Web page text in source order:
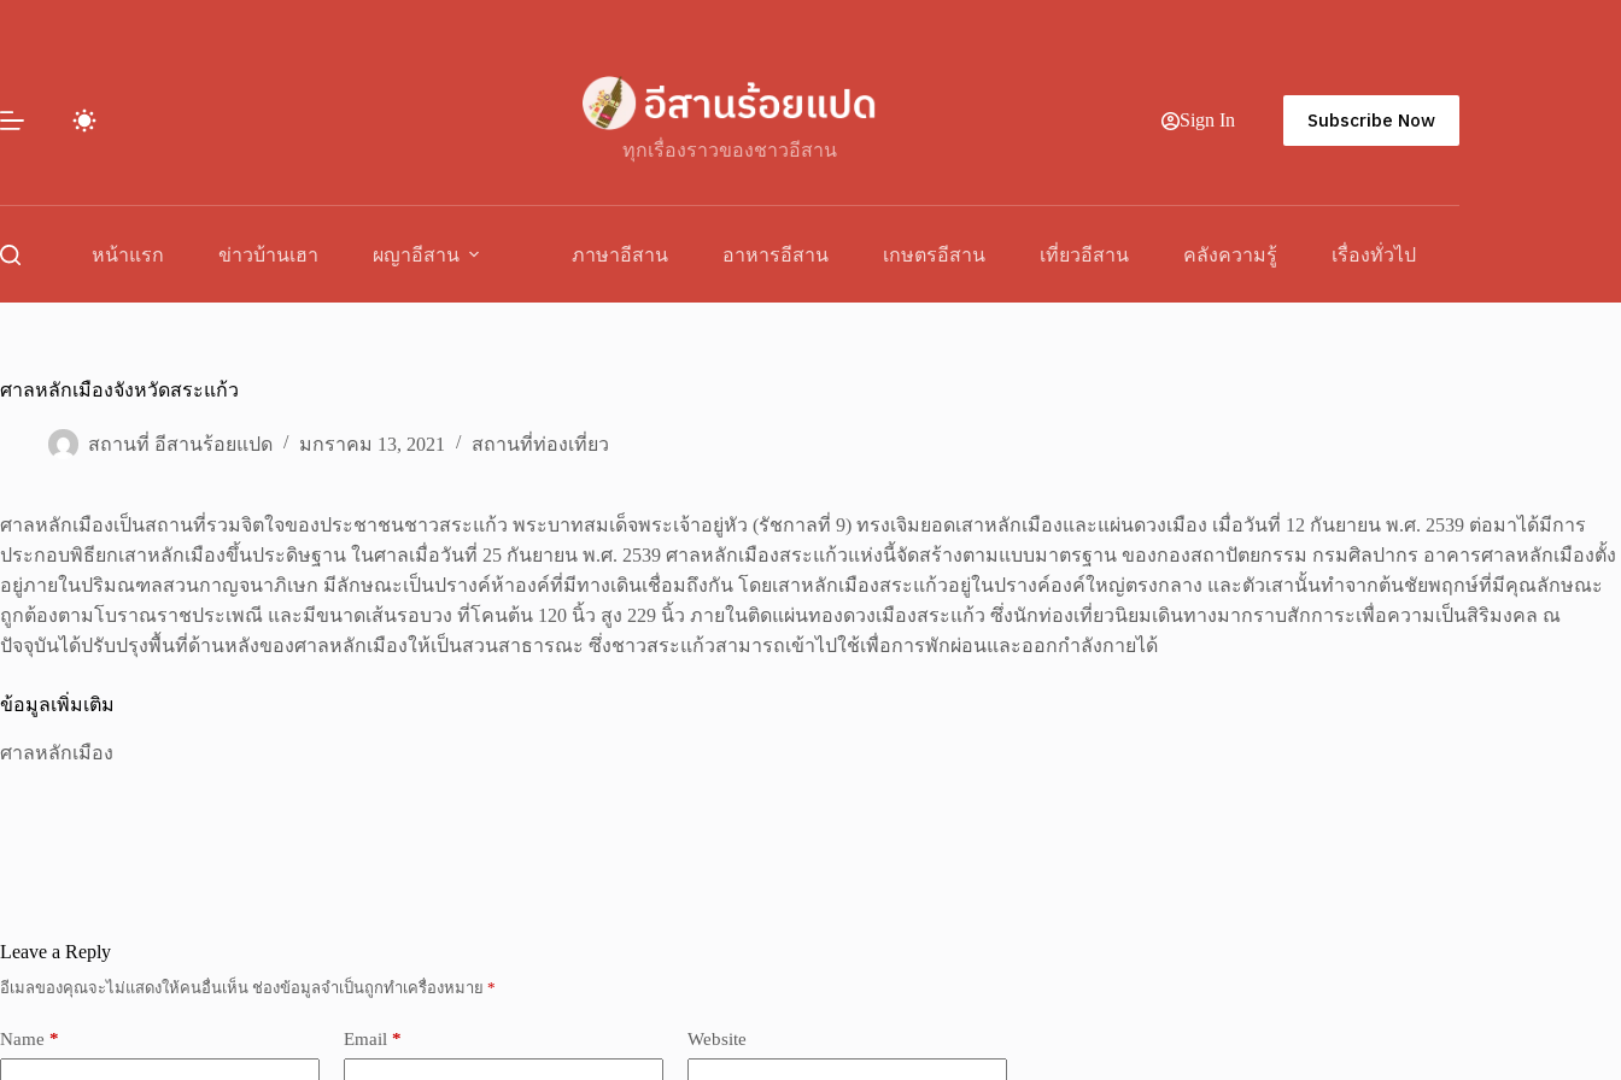
ทุกเรื่องราวของชาวอีสาน
Sign In Subscribe Now
หน้าแรก ข่าวบ้านเฮา ผญาอีสาน ภาษาอีสาน อาหารอีสาน เกษตรอีสาน เที่ยวอีสาน คลังความรู้ เรื่องทั่วไป
ศาลหลักเมืองจังหวัดสระแก้ว
สถานที่ อีสานร้อยแปด มกราคม 13, 2021 สถานที่ท่องเที่ยว
ศาลหลักเมืองเป็นสถานที่รวมจิตใจของประชาชนชาวสระแก้ว พระบาทสมเด็จพระเจ้าอยู่หัว (รัชกาลที่ 9) ทรงเจิมยอดเสาหลักเมืองและแผ่นดวงเมือง เมื่อวันที่ 12 กันยายน พ.ศ. 2539 ต่อมาได้มีการ
ประกอบพิธียกเสาหลักเมืองขึ้นประดิษฐาน ในศาลเมื่อวันที่ 25 กันยายน พ.ศ. 2539 ศาลหลักเมืองสระแก้วแห่งนี้จัดสร้างตามแบบมาตรฐาน ของกองสถาปัตยกรรม กรมศิลปากร อาคารศาลหลักเมืองตั้ง
อยู่ภายในปริมณฑลสวนกาญจนาภิเษก มีลักษณะเป็นปรางค์ห้าองค์ที่มีทางเดินเชื่อมถึงกัน โดยเสาหลักเมืองสระแก้วอยู่ในปรางค์องค์ใหญ่ตรงกลาง และตัวเสานั้นทำจากต้นชัยพฤกษ์ที่มีคุณลักษณะ
ถูกต้องตามโบราณราชประเพณี และมีขนาดเส้นรอบวง ที่โคนต้น 120 นิ้ว สูง 229 นิ้ว ภายในติดแผ่นทองดวงเมืองสระแก้ว ซึ่งนักท่องเที่ยวนิยมเดินทางมากราบสักการะเพื่อความเป็นสิริมงคล ณ
ปัจจุบันได้ปรับปรุงพื้นที่ด้านหลังของศาลหลักเมืองให้เป็นสวนสาธารณะ ซึ่งชาวสระแก้วสามารถเข้าไปใช้เพื่อการพักผ่อนและออกกำลังกายได้
ข้อมูลเพิ่มเติม
ศาลหลักเมือง
Leave a Reply
อีเมลของคุณจะไม่แสดงให้คนอื่นเห็น ช่องข้อมูลจำเป็นถูกทำเครื่องหมาย *
Name * Email * Website